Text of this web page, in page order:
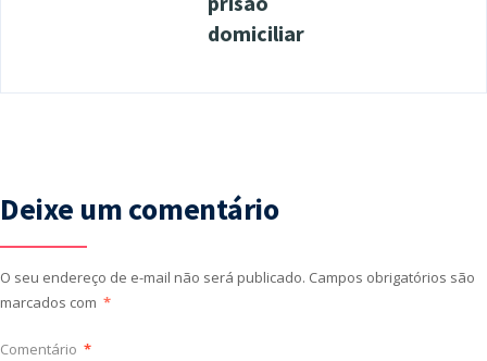
domiciliar
Deixe um comentário
O seu endereço de e-mail não será publicado. Campos obrigatórios são
marcados com *
Comentário *